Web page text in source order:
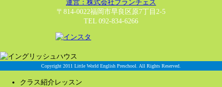
運営：株式会社ブランチェス
〒814-0022福岡市早良区原7丁目2-5
TEL 092-834-6266
Copyright 2011 Little World English Preschool. All Rights Reserved.
クラス紹介レッスン